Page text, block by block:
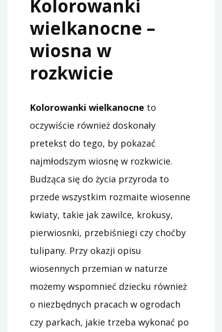
Kolorowanki
wielkanocne –
wiosna w
rozkwicie
Kolorowanki wielkanocne to
oczywiście również doskonały
pretekst do tego, by pokazać
najmłodszym wiosnę w rozkwicie.
Budząca się do życia przyroda to
przede wszystkim rozmaite wiosenne
kwiaty, takie jak zawilce, krokusy,
pierwiosnki, przebiśniegi czy choćby
tulipany. Przy okazji opisu
wiosennych przemian w naturze
możemy wspomnieć dziecku również
o niezbędnych pracach w ogrodach
czy parkach, jakie trzeba wykonać po